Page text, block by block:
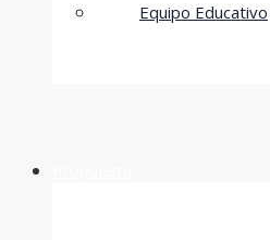
Equipo Educativo